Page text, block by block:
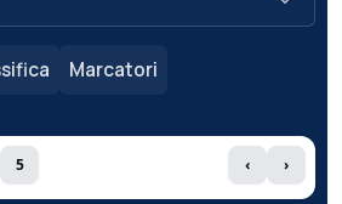
Marcatori
5 ‹ ›